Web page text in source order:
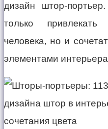
дизайн штор-
только
человека, но и
элементами